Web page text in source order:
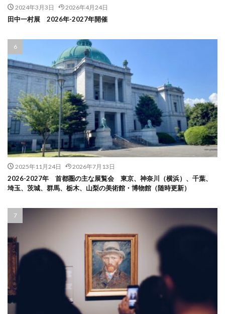
2024年3月3日 2026年4月24日
田中一村展 2026年-2027年開催
2025年11月24日 2026年7月13日
2026-2027年 首都圏の主な展覧会 東京、神奈川（横浜）、千葉、
埼玉、茨城、群馬、栃木、山梨の美術館・博物館（随時更新）